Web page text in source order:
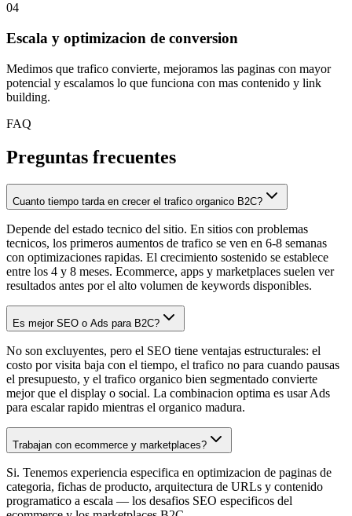
04
Escala y optimizacion de conversion
Medimos que trafico convierte, mejoramos las paginas con mayor
potencial y escalamos lo que funciona con mas contenido y link
building.
FAQ
Preguntas frecuentes
Cuanto tiempo tarda en crecer el trafico organico B2C?
Depende del estado tecnico del sitio. En sitios con problemas
tecnicos, los primeros aumentos de trafico se ven en 6-8 semanas
con optimizaciones rapidas. El crecimiento sostenido se establece
entre los 4 y 8 meses. Ecommerce, apps y marketplaces suelen ver
resultados antes por el alto volumen de keywords disponibles.
Es mejor SEO o Ads para B2C?
No son excluyentes, pero el SEO tiene ventajas estructurales: el
costo por visita baja con el tiempo, el trafico no para cuando pausas
el presupuesto, y el trafico organico bien segmentado convierte
mejor que el display o social. La combinacion optima es usar Ads
para escalar rapido mientras el organico madura.
Trabajan con ecommerce y marketplaces?
Si. Tenemos experiencia especifica en optimizacion de paginas de
categoria, fichas de producto, arquitectura de URLs y contenido
programatico a escala — los desafios SEO especificos del